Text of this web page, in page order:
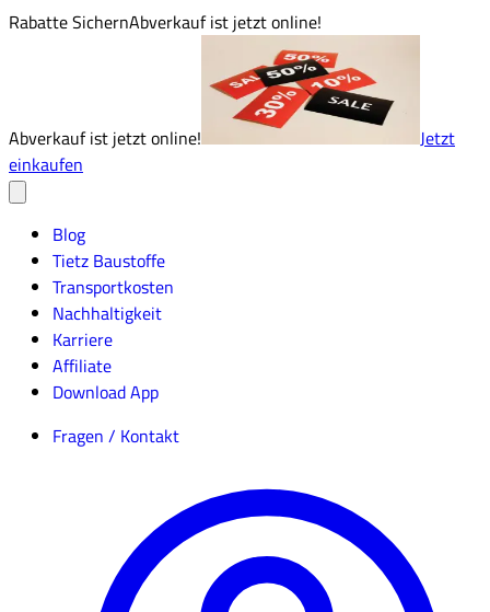
Rabatte SichernAbverkauf ist jetzt online!
Abverkauf ist jetzt online!
Jetzt
einkaufen
Blog
Tietz Baustoffe
Transportkosten
Nachhaltigkeit
Karriere
Affiliate
Download App
Fragen / Kontakt